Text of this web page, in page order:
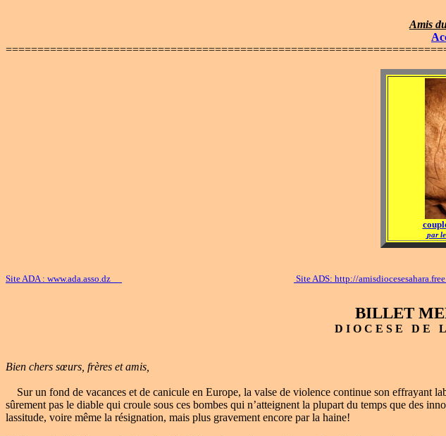
Amis
par
Site ADA : www.ada.asso.dz Site ADS: http://
BILLET
D I O C E S E D E L
Bien chers sœurs, frères et amis,
Sur un fond de vacances et de canicule en Europe, la valse de violence continue son effrayant
sûrement pas le diable qui croule sous ces bombes qui n’atteignent la plupart du temps que des
lassitude, voire même la résignation, mais plus gravement encore par la haine!